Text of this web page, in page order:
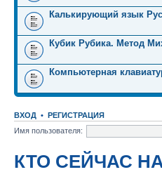
Калькирующий язык
Кубик Рубика. Метод
Компьютерная
ВХОД • РЕГИСТРАЦИЯ
Имя пользователя:
КТО СЕЙЧАС